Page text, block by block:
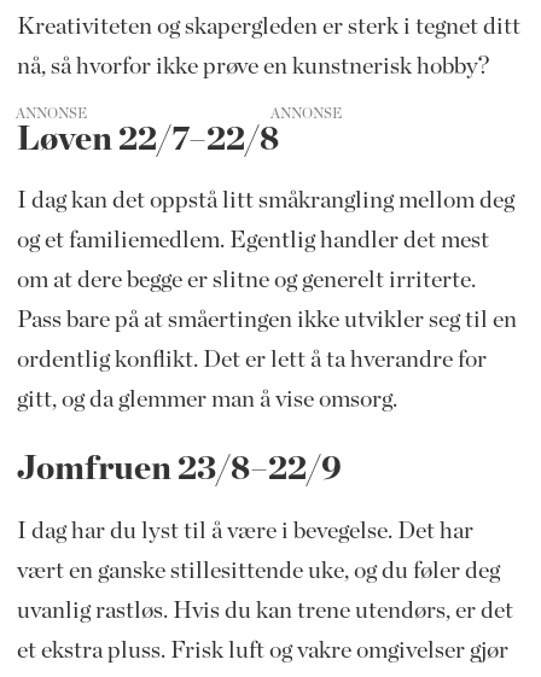
Kreativiteten og skapergleden er sterk i tegnet ditt
nå, så hvorfor ikke prøve en kunstnerisk hobby?
ANNONSE
Løven 22/7–22/8
I dag kan det oppstå litt småkrangling mellom deg
og et familiemedlem. Egentlig handler det mest
om at dere begge er slitne og generelt irriterte.
Pass bare på at småertingen ikke utvikler seg til en
ordentlig konflikt. Det er lett å ta hverandre for
gitt, og da glemmer man å vise omsorg.
Jomfruen 23/8–22/9
I dag har du lyst til å være i bevegelse. Det har
vært en ganske stillesittende uke, og du føler deg
uvanlig rastløs. Hvis du kan trene utendørs, er det
et ekstra pluss. Frisk luft og vakre omgivelser gjør